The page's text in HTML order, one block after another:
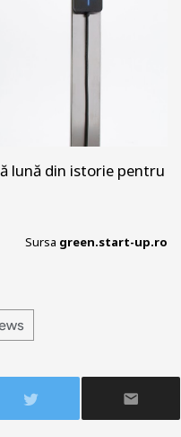
lună din istorie pentru
Sursa green.start-up.ro